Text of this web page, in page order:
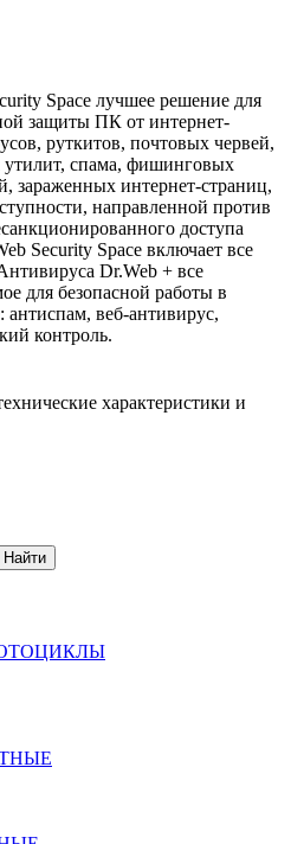
Space лучшее решение для
защиты ПК от интернет-
руткитов, почтовых червей,
утилит, спама, фишинговых
зараженных интернет-страниц,
направленной против
доступа
Security Space включает все
Dr.Web + все
для безопасной работы в
антиспам, веб-антивирус,
контроль.
характеристики и
Найти